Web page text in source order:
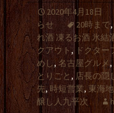
2020年4月18日
らせ
20時まで,
れ酒 凍るお酒 氷結
クアウト , ドクター
めし, 名古屋グルメ,
とりごと , 店長の隠
先,時短営業, 東海
醸し人九平次